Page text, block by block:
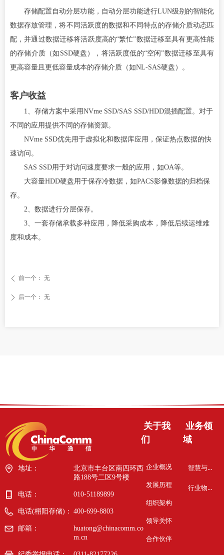
存储配置自动分层功能，自动分层功能进行LUN级别的智能化
数据存放管理，将不同活跃度的数据和不同特点的存储介质动态匹
配，并通过数据迁移将活跃度高的“繁忙”数据迁移至具有更高性能
的存储介质（如SSD硬盘），将活跃度低的“空闲”数据迁移至具有
更高容量且更低容量成本的存储介质（如NL-SAS硬盘）。
客户收益
1、存储方案中采用NVme SSD/SAS SSD/HDD混插配置。对于
不同的应用提供不同的存储资源。
NVme SSD优先用于虚拟化和数据库应用，保证热点数据的快
速访问。
SAS SSD用于对访问速度要求一般的应用，如OA等。
大容量HDD硬盘用于保存冷数据，如PACS影像数据的归档保
存。
2、数据进行分层保存。
3、一套存储承载多种应用，降低采购成本，降低后续运维难
度和成本。
ꄴ 前一个： 无
ꄲ 后一个： 无
地址：
北京市丰台区南四环西
路188号二区9号楼
电话： 010-51189899
电话(栩阳存储)： 400-699-8803
邮箱：
huatong@chinacomm.co
m.cn
企业概况
发展历程
组织架构
领导关怀
合作伙伴
关于我
们
智慧与安全
行业物联网
业务领
域